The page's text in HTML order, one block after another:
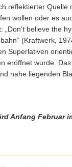
reflektierter Quelle
wollen oder es
believe the
(Kraftwerk,
Superlativen
eröffnet wurde.
nahe liegenden
Anfang Februar